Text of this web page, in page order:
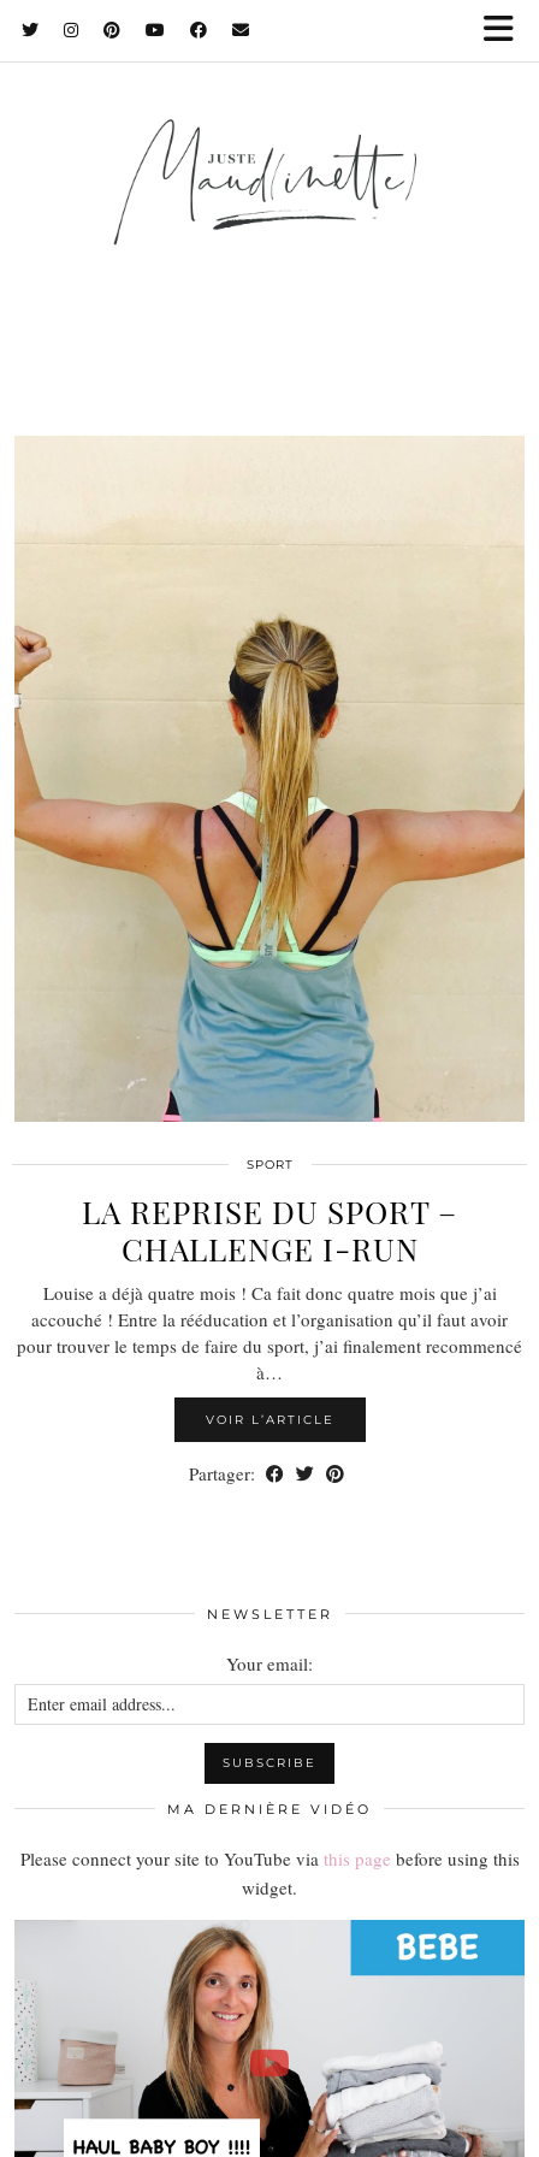
SPORT
LA REPRISE DU SPORT –
CHALLENGE I-RUN
Louise a déjà quatre mois ! Ca fait donc quatre mois que j’ai
accouché ! Entre la rééducation et l’organisation qu’il faut avoir
pour trouver le temps de faire du sport, j’ai finalement recommencé
à…
VOIR L’ARTICLE
Partager:
NEWSLETTER
Your email:
MA DERNIÈRE VIDÉO
Please connect your site to YouTube via this page before using this
widget.